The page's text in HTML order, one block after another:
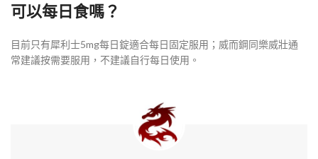
可以每日食嗎？
目前只有犀利士5mg每日錠適合每日固定服用；威而鋼同樂威壯通
常建議按需要服用，不建議自行每日使用。